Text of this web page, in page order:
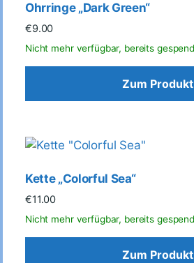
Ohrringe „Dark Green“
€9.00
Zum Produkt
Kette „Colorful Sea“
€11.00
Zum Produkt